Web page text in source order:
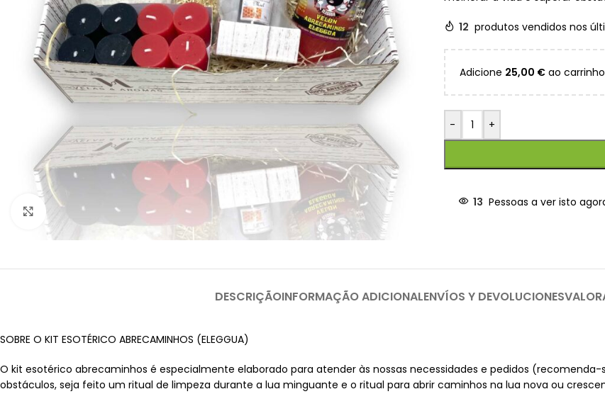
Clique para ampliar
12 produtos vendidos nos
Adicione 25,00 €ao
- +
13 Pessoas a ver isto
DESCRIÇÃOINFORMAÇÃO ADICIONALENVÍOS Y DEVOLUCIONES
SOBRE O KIT ESOTÉRICO ABRECAMINHOS (ELEGGUA)
O kit esotérico abrecaminhos é especialmente elaborado para atender às nossas necessidades e pedidos
obstáculos, seja feito um ritual de limpeza durante a lua minguante e o ritual para abrir caminhos na lua nova ou